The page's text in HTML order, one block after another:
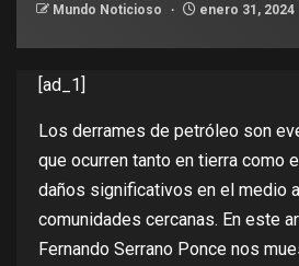
Mundo Noticioso enero 31, 2024
[ad_1]
Los derrames de petróleo son
que ocurren tanto en tierra como
daños significativos en el medio
comunidades cercanas. En este
Fernando Serrano Ponce nos